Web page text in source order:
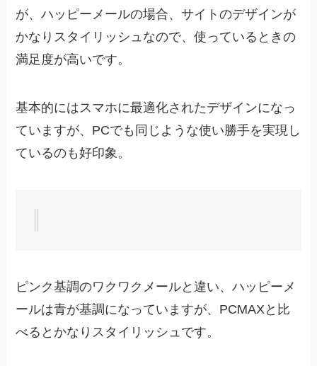
が、ハッピーメールの場合、サイトのデザインが
かなりスタイリッシュなので、使っているときの
満足度が高いです。
基本的にはスマホに最適化されたデザインになっ
ていますが、PCでも同じような使い勝手を実現し
ているのも好印象。
ピンク基調のワクワクメールと違い、ハッピーメ
ールは青が基調になっていますが、PCMAXと比
べるとかなりスタイリッシュです。